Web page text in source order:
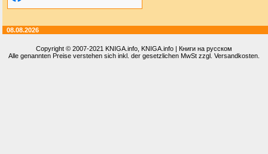
08.08.2026
Copyright © 2007-2021 KNIGA.info , KNIGA.info | Книги на русском
Alle genannten Preise verstehen sich inkl. der gesetzlichen MwSt zzgl. Versandkosten.